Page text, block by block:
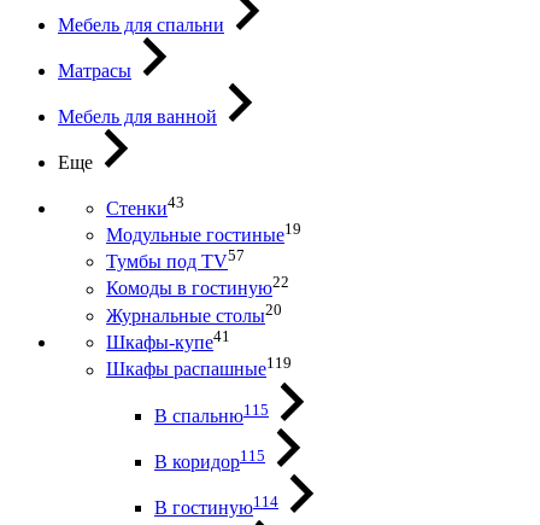
Мебель для спальни
Матрасы
Мебель для ванной
Еще
Стенки43
Модульные гостиные19
Тумбы под ТV57
Комоды в гостиную22
Журнальные столы20
Шкафы-купе41
Шкафы распашные119
В спальню115
В коридор115
В гостиную114